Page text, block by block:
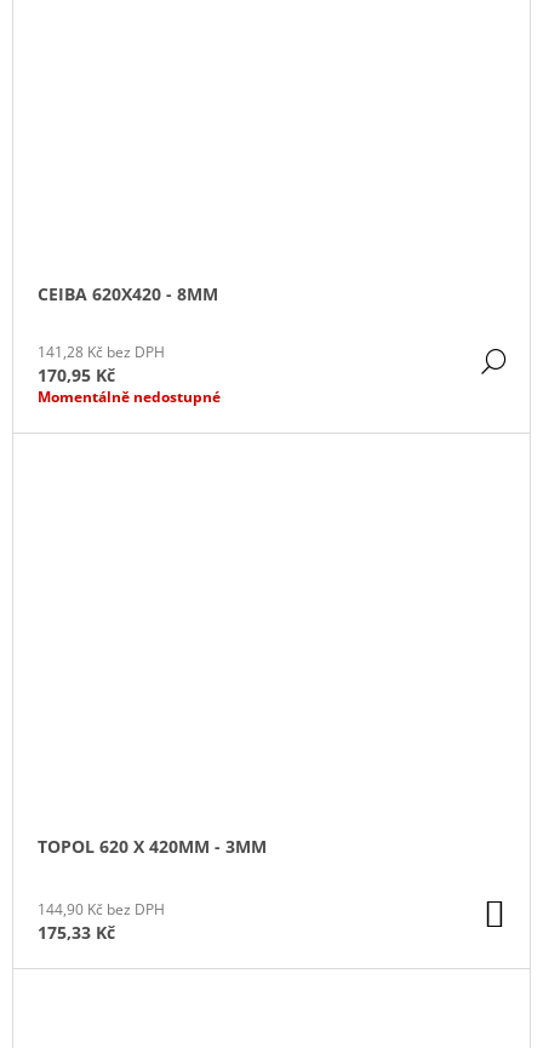
CEIBA 620X420 - 8MM
141,28 Kč bez DPH
170,95 Kč
Momentálně nedostupné
TOPOL 620 X 420MM - 3MM
144,90 Kč bez DPH
175,33 Kč